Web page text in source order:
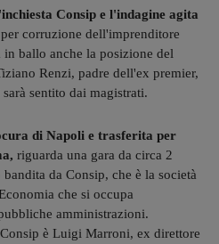
Consip e l'indagine agita
corruzione dell'imprenditore
ballo anche la posizione del
Renzi, padre dell'ex premier,
sentito dai magistrati.
di Napoli e trasferita per
riguarda una gara da circa 2
da Consip, che è la società
che si occupa
amministrazioni.
è Luigi Marroni, ex direttore